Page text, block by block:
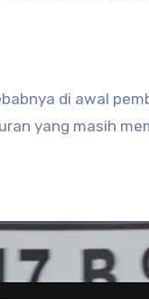
di awal
yang masih